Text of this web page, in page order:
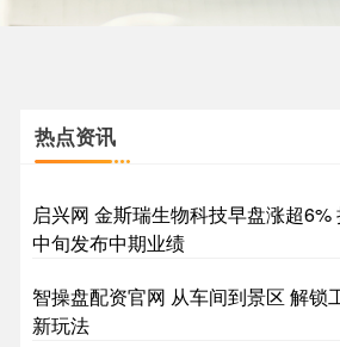
热点资讯
启兴网 金斯瑞生物科技早盘涨超6%
中旬发布中期业绩
智操盘配资官网 从车间到景区 解锁
新玩法